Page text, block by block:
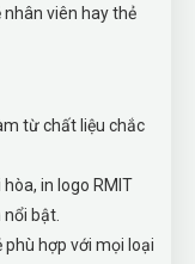
nhân viên hay thẻ
từ chất liệu chắc
in logo RMIT
bật.
phù hợp với mọi loại